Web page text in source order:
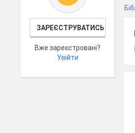
ЗАРЕЄСТРУВАТИСЬ
Вже зареєстровані?
Увійти